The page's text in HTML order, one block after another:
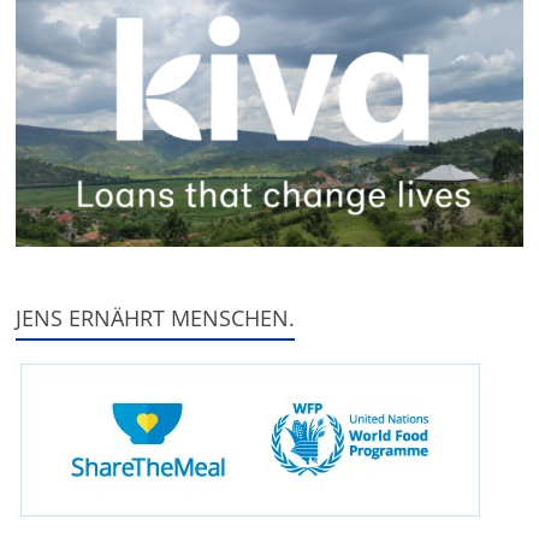
JENS ERNÄHRT MENSCHEN.